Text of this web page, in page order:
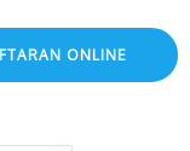
ONLINE